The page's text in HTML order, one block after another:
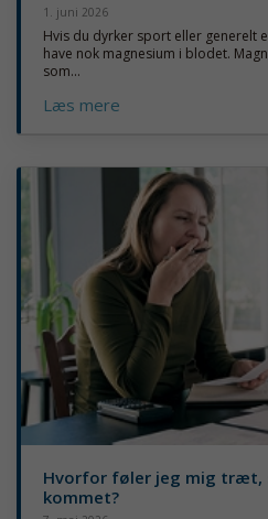
1. juni 2026
Hvis du dyrker sport eller generelt
have nok magnesium i blodet.
som...
Læs mere
Hvorfor føler jeg mig træt,
kommet?